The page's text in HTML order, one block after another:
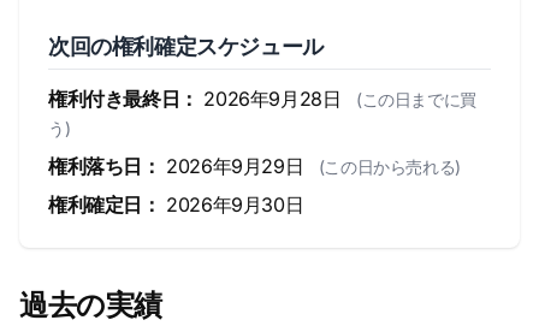
次回の権利確定スケジュール
権利付き最終日： 2026年9月28日
(この日までに買
う)
権利落ち日： 2026年9月29日 (この日から売れる)
権利確定日： 2026年9月30日
過去の実績